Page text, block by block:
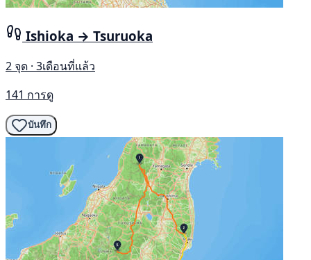
Ishioka → Tsuruoka
2 จุด · 3เดือนที่แล้ว
141 การดู
บันทึก